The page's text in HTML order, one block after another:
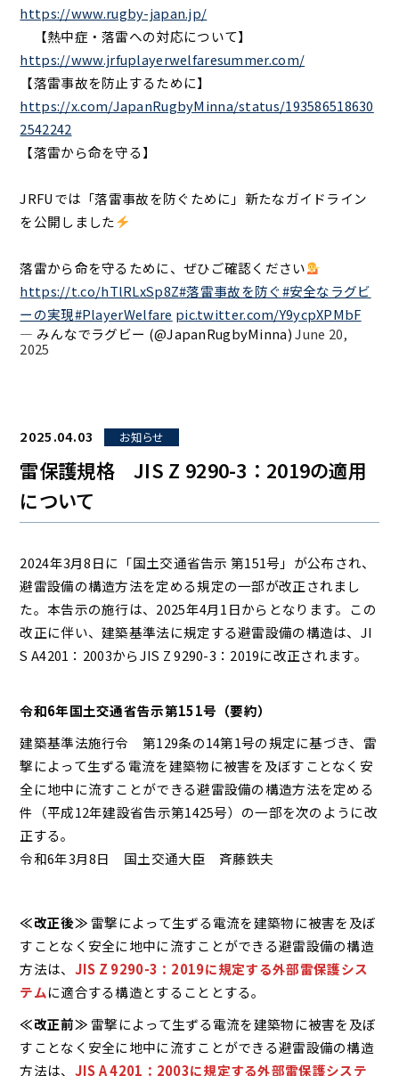
https://www.rugby-japan.jp/
【熱中症・落雷への対応について】
https://www.jrfuplayerwelfaresummer.com/
【落雷事故を防止するために】
https://x.com/JapanRugbyMinna/status/193586518630
2542242
【落雷から命を守る】
JRFUでは「落雷事故を防ぐために」新たなガイドライン
を公開しました
落雷から命を守るために、ぜひご確認ください
https://t.co/hTlRLxSp8Z#落雷事故を防ぐ#安全なラグビ
ーの実現#PlayerWelfare pic.twitter.com/Y9ycpXPMbF
— みんなでラグビー (@JapanRugbyMinna)June 20,
2025
2025.04.03 お知らせ
雷保護規格 JIS Z 9290-3：2019の適用
について
2024年3月8日に「国土交通省告示 第151号」が公布され、
避雷設備の構造方法を定める規定の一部が改正されまし
た。本告示の施行は、2025年4月1日からとなります。この
改正に伴い、建築基準法に規定する避雷設備の構造は、JI
S A4201：2003からJIS Z 9290-3：2019に改正されます。
令和6年国土交通省告示第151号（要約）
建築基準法施行令 第129条の14第1号の規定に基づき、雷
撃によって生ずる電流を建築物に被害を及ぼすことなく安
全に地中に流すことができる避雷設備の構造方法を定める
件（平成12年建設省告示第1425号）の一部を次のように改
正する。
令和6年3月8日 国土交通大臣 斉藤鉄夫
≪改正後≫ 雷撃によって生ずる電流を建築物に被害を及ぼ
すことなく安全に地中に流すことができる避雷設備の構造
方法は、 JIS Z 9290-3：2019に規定する外部雷保護シス
テムに適合する構造とすることとする。
≪改正前≫ 雷撃によって生ずる電流を建築物に被害を及ぼ
すことなく安全に地中に流すことができる避雷設備の構造
方法は、 JIS A 4201：2003に規定する外部雷保護システ